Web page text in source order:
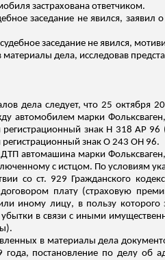
застрахована ответчиком.
заседание не явился, заявил
заседание не явился,
материалы дела, исследовав
дела следует, что 25 октября
автомобилем марки
регистрационный знак Н 318 АР 96
регистрационный знак О 243 ОН 96.
автомашина марки
с истцом. По условиям
со ст. 929 Гражданского
плату (страховую
иному лицу, в пользу
в связи с иными
в материалы дела
года, постановление по делу об